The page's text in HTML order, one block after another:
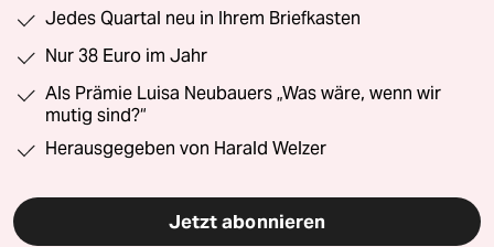
Jedes Quartal neu in Ihrem Briefkasten
Nur 38 Euro im Jahr
Als Prämie Luisa Neubauers „Was wäre, wenn wir
mutig sind?“
Herausgegeben von Harald Welzer
Jetzt abonnieren